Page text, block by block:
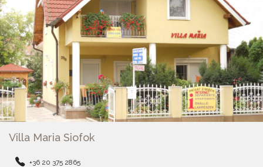
Villa Maria Siofok
+36 20 375 2865